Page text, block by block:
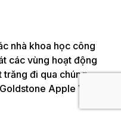
nhà khoa học công
các vùng hoạt động
trăng đi qua chúng
Apple Valley